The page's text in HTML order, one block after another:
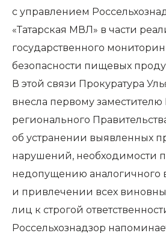
с управлением
«Татарская МВЛ» в части
государственного
безопасности пищевых
В этой связи Прокуратура
внесла первому
регионального
об устранении выявленных
нарушений, необходимости
недопущению аналогичного
и привлечении всех
лиц к строгой
Россельхознадзор